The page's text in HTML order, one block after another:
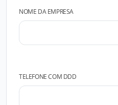
NOME DA EMPRESA
TELEFONE COM DDD